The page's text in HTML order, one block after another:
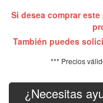
Si desea comprar
También puedes
*** Precios
¿Necesitas